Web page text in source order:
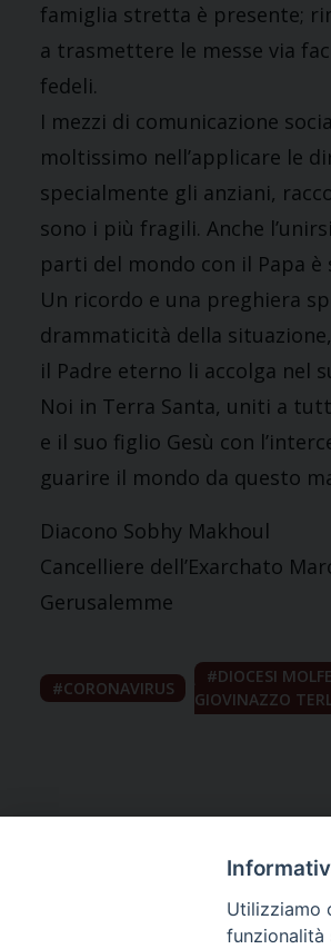
famiglia stretta è presente;
a trasmettere le messe via
fedeli.
I mezzi di comunicazione
moltissimo nell’applicare le
specialmente gli anziani,
sono i più fragili. Anche
parti del mondo con il Papa
Un ricordo e una preghiera
drammaticità della
il Padre eterno li accolga nel
Noi in Terra Santa, uniti a
e il suo figlio Gesù con
guarire il mondo da questo
Diacono Sobhy Makhoul
Cancelliere dell’Exarchato
Gerusalemme
CORONAVIRUS
DIOCESI
GIOVINAZZO
Utilizziamo
funzionalità